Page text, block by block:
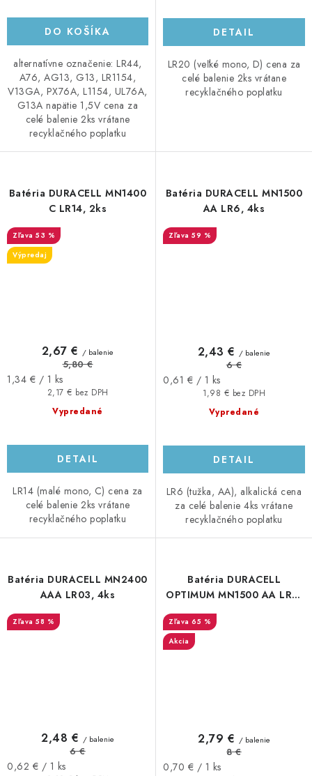
DO KOŠÍKA
alternatívne označenie: LR44,
A76, AG13, G13, LR1154,
V13GA, PX76A, L1154, UL76A,
G13A napätie 1,5V cena za
celé balenie 2ks vrátane
recyklačného poplatku
DETAIL
LR20 (veľké mono, D) cena za
celé balenie 2ks vrátane
recyklačného poplatku
Batéria DURACELL MN1400
C LR14, 2ks
53 %
Výpredaj
Vypredané
2,17 € bez DPH
2,67 € / balenie
5,80 €
Jednotková
1,34 € / 1 ks
DETAIL
LR14 (malé mono, C) cena za
celé balenie 2ks vrátane
recyklačného poplatku
Batéria DURACELL MN1500
AA LR6, 4ks
59 %
Vypredané
1,98 € bez DPH
2,43 € / balenie
6 €
Jednotková
0,61 € / 1 ks
DETAIL
LR6 (tužka, AA), alkalická cena
za celé balenie 4ks vrátane
recyklačného poplatku
Batéria DURACELL MN2400
AAA LR03, 4ks
58 %
2,48 € / balenie
6 €
Jednotková
0,62 € / 1 ks
Batéria DURACELL
OPTIMUM MN1500 AA LR6,
65 %
Akcia
2,79 € / balenie
8 €
Jednotková
0,70 € / 1 ks